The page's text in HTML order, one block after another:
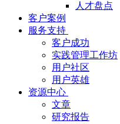
人才盘点
客户案例
服务支持
客户成功
实践管理工作坊
用户社区
用户英雄
资源中心
文章
研究报告